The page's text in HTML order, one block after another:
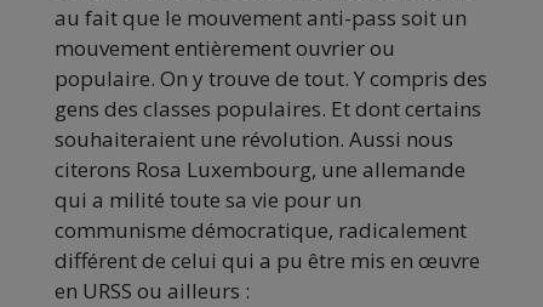
au fait que le mouvement anti-pass soit un
mouvement entièrement ouvrier ou
populaire. On y trouve de tout. Y compris des
gens des classes populaires. Et dont certains
souhaiteraient une révolution. Aussi nous
citerons Rosa Luxembourg, une allemande
qui a milité toute sa vie pour un
communisme démocratique, radicalement
différent de celui qui a pu être mis en œuvre
en URSS ou ailleurs :